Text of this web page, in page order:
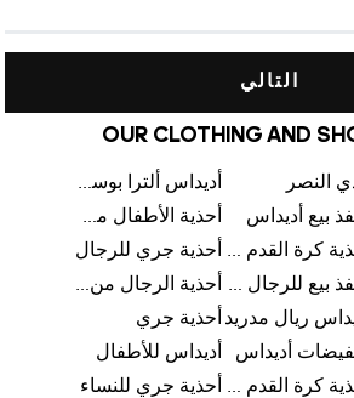
التالي
OUR CLOTHING AND
النصر
أديداس ألترا بوست
بيع أديداس
أحذية الأطفال من أديداس
أحذية كرة القدم للرجال من أديداس
أحذية جري للرجال
منفذ بيع للرجال من أديداس
أحذية الرجال من أديداس
ريال مدريد أحذية جري
أديداس
أديداس للأطفال
أحذية كرة القدم من أديداس
أحذية جري للنساء